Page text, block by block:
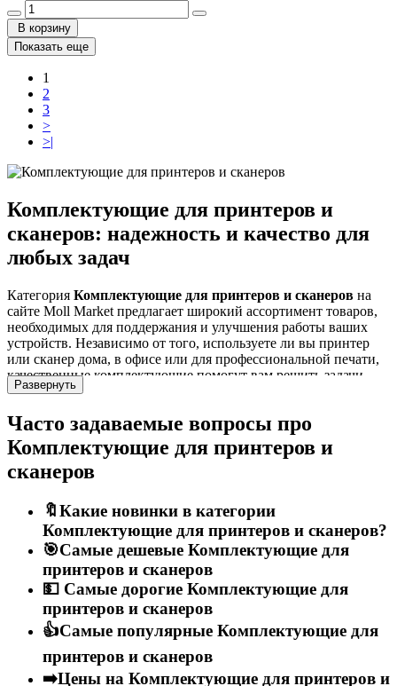
В корзину
Показать еще
1
2
3
>
>|
Комплектующие для принтеров и
сканеров: надежность и качество для
любых задач
Категория Комплектующие для принтеров и сканеров на
сайте Moll Market предлагает широкий ассортимент товаров,
необходимых для поддержания и улучшения работы ваших
устройств. Независимо от того, используете ли вы принтер
или сканер дома, в офисе или для профессиональной печати,
качественные комплектующие помогут вам решить задачи
любой сложности и удовлетворить ваши потребности в
Преимущества и особенности
Товары из категории
незаменимыми для пользователей:
Надежность:Все товары проходят строгий контроль
качества и соответствуют высоким стандартам, что
гарантирует их долговечность и стабильную работу.
Функциональность:Каждое изделие разработано с
учетом удобства использования, чтобы вы могли легко и
быстро заменить или установить комплектующие.
Разнообразие моделей:В нашем ассортименте
представлены модели, удовлетворяющие различные
нужды и предпочтения, будь то для домашнего
Развернуть
Часто задаваемые вопросы про
Комплектующие для принтеров и
сканеров
🔖Какие новинки в категории
Комплектующие для принтеров и сканеров?
🎯Самые дешевые Комплектующие для
принтеров и сканеров
💵 Самые дорогие Комплектующие для
принтеров и сканеров
👍Самые популярные Комплектующие для
принтеров и сканеров
➡️Цены на Комплектующие для принтеров и